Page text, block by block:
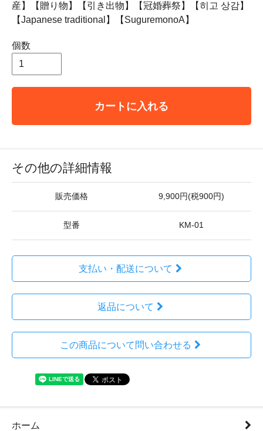
産】【贈り物】【引き出物】【冠婚葬祭】【히고 상감】
【Japanese traditional】【SuguremonoA】
個数
カートに入れる
その他の詳細情報
販売価格 9,900円(税900円)
型番 KM-01
支払い・配送について
返品について
この商品について問い合わせる
ホーム